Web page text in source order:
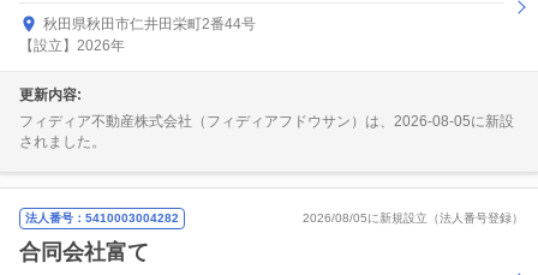
秋田県秋田市仁井田栄町2番44号
【設立】2026年
更新内容:
フィディア不動産株式会社（フィディアフドウサン）は、2026-08-05に新設
されました。
法人番号：5410003004282 2026/08/05に新規設立（法人番号登録）
合同会社富て